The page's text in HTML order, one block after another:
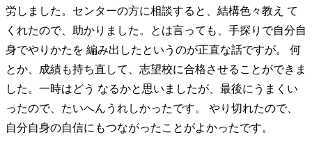
労しました。センターの方に相談すると、結構色々教え て
くれたので、助かりました。とは言っても、手探りで自分自
身でやりかたを 編み出したというのが正直な話ですが。 何
とか、成績も持ち直して、志望校に合格させることができま
した。一時はどう なるかと思いましたが、最後にうまくい
ったので、たいへんうれしかったです。 やり切れたので、
自分自身の自信にもつながったことがよかったです。